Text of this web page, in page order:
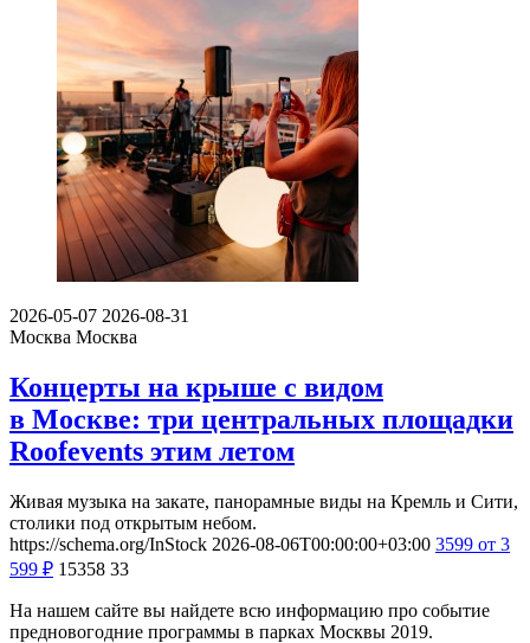
2026-05-07 2026-08-31
Москва Москва
Концерты на крыше с видом
в Москве: три центральных площадки
Roofevents этим летом
Живая музыка на закате, панорамные виды на Кремль и Сити,
столики под открытым небом.
https://schema.org/InStock 2026-08-06T00:00:00+03:00 3599 от 3
599 ₽ 15358 33
На нашем сайте вы найдете всю информацию про событие
предновогодние программы в парках Москвы 2019.